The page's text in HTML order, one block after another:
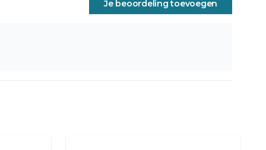
Je beoordeling toevoegen